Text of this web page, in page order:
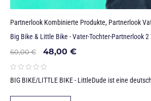
Partnerlook Kombinierte Produkte, Partnerlook
Big Bike & Little Bike - Vater-Tochter-Partnerlook 2
60,00€ 48,00 €
BIG BIKE/LITTLE BIKE - LittleDude ist eine